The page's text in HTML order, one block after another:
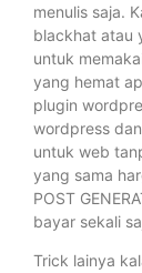
menulis saja.
blackhat atau
untuk
yang hemat
plugin
wordpress
untuk web
yang sama
POST
bayar sekali
Trick lainya